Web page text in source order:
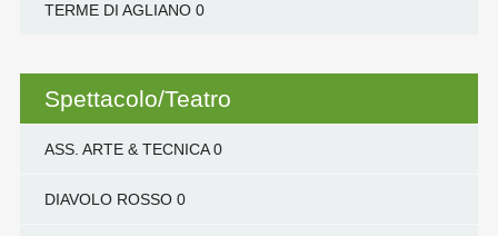
TERME DI AGLIANO0
Spettacolo/Teatro
ASS. ARTE & TECNICA0
DIAVOLO ROSSO0